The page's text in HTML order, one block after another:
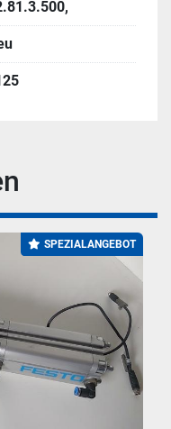
SPEZIALANGEBOT